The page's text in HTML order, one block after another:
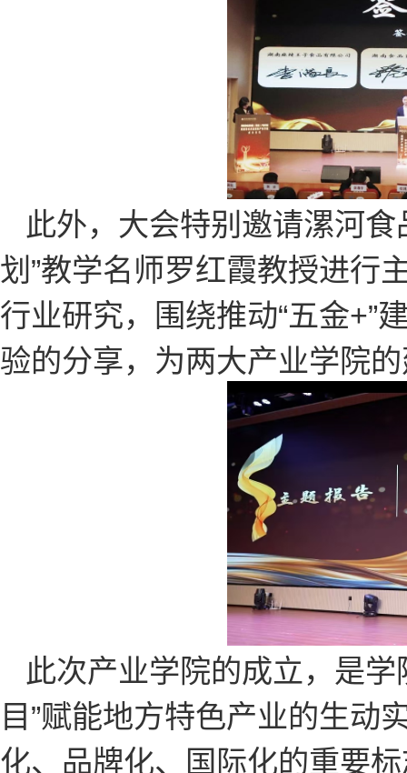
此外，大会特别邀请漯河
划”教学名师罗红霞教授进行
行业研究，围绕推动“五金+”
验的分享，为两大产业学院
此次产业学院的成立，是
目”赋能地方特色产业的生动
化、品牌化、国际化的重要